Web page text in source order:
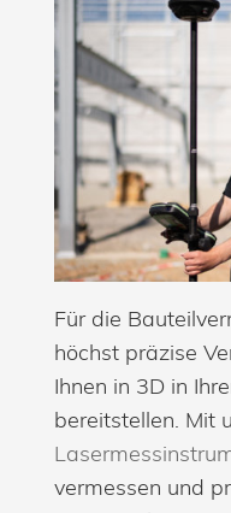
Für die
höchst präzise
Ihnen in 3D in
bereitstellen. Mit
vermessen und